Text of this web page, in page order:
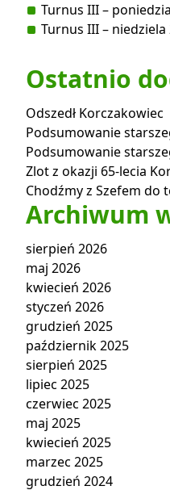
Turnus III –
Turnus III – niedziela
Ostatnio
Odszedł Korczakowiec
Podsumowanie
Podsumowanie
Zlot z okazji 65-lecia
Chodźmy z Szefem do
Archiwum
sierpień 2026
maj 2026
kwiecień 2026
styczeń 2026
grudzień 2025
październik 2025
sierpień 2025
lipiec 2025
czerwiec 2025
maj 2025
kwiecień 2025
marzec 2025
grudzień 2024